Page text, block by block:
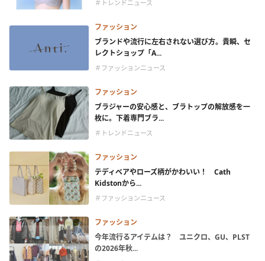
＃トレンドニュース
ファッション
ブランドや流行に左右されない選び方。貴瞬、セ
レクトショップ「A...
＃ファッションニュース
ファッション
ブラジャーの安心感と、ブラトップの解放感を一
枚に。下着専門ブラ...
＃トレンドニュース
ファッション
テディベアやローズ柄がかわいい！ Cath
Kidstonから...
＃ファッションニュース
ファッション
今年流行るアイテムは？ ユニクロ、GU、PLST
の2026年秋...